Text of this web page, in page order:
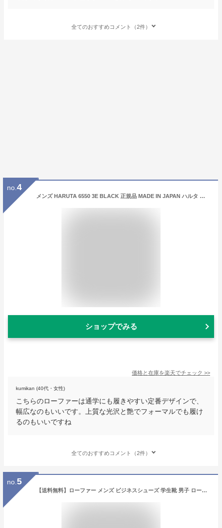
全てのおすすめコメント（2件）
no. 4
メンズ HARUTA 6550 3E BLACK 正規品 MADE IN JAPAN ハルタ ローファー 合皮 男子 中学生 高校生 社会人 ビジネスシューズ 学生靴 幅広 EEE 通学靴 紳士靴 仕事靴 男性 楽天検索 楽天市場 サーチ ランキング 広告 通販 24cm 24.5cm 25cm 25.5cm 26cm 26.5cm 27cm
ショップでみる
価格と在庫を楽天でチェック >>
kumikan (40代・女性)
こちらのローファーは通学にも履きやすい定番デザインで、
幅広なのもいいです。上質な光沢と艶でフォーマルでも履け
るのもいいですね
全てのおすすめコメント（2件）
no. 5
【送料無料】ローファー メンズ ビジネスシューズ 学生靴 男子 ローファー 抗菌 消臭 幅広 3EEE 撥水性 防滑 靴 コインローファー 革靴 短靴 黒 紳士靴 スリッポン 通勤 通学 メンズシューズ 2703/